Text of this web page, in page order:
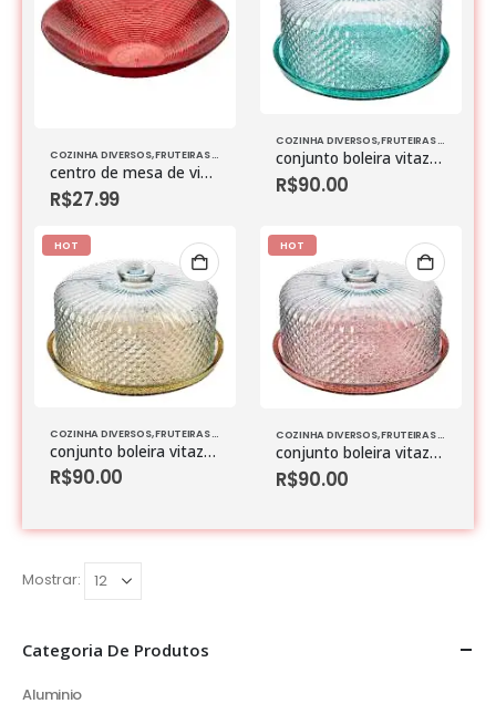
COZINHA DIVERSOS,FRUTEIRAS & BOLEIRAS VIDROS
centro de mesa de vidro espiral p vermelho
R$27.99
COZINHA DIVERSOS,FRUTEIRAS & BOLEIRAS
conjunto boleira vitazza vtzz bico de jaca azul turquesa
R$90.00
HOT
COZINHA DIVERSOS,FRUTEIRAS & BOLEIRAS VIDROS
conjunto boleira vitazza vtzz bico de jaca dourado claro
R$90.00
HOT
COZINHA DIVERSOS,FRUTEIRAS & BOLEIRAS
conjunto boleira vitazza vtzz bico de jaca rose
R$90.00
Mostrar:
Categoria De Produtos
Aluminio